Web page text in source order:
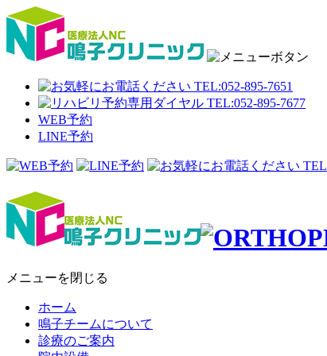
WEB予約
LINE予約
メニューを閉じる
ホーム
鳴子チームについて
診療のご案内